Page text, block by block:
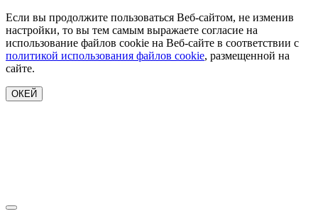
Если вы продолжите пользоваться Веб-сайтом, не изменив
настройки, то вы тем самым выражаете согласие на
использование файлов cookie на Веб-сайте в соответствии с
политикой использования файлов cookie, размещенной на
сайте.
ОКЕЙ